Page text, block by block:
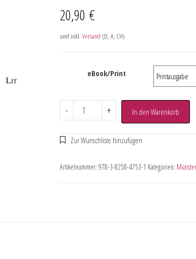
20,90 €
und inkl. Versand (D, A, CH)
eBook/Print
- + In den Warenkorb
Artikelnummer: 978-3-8258-4753-1 Kategorien: Münster